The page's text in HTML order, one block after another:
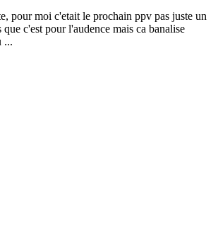
pour moi c'etait le prochain ppv pas juste un
c'est pour l'audence mais ca banalise
...